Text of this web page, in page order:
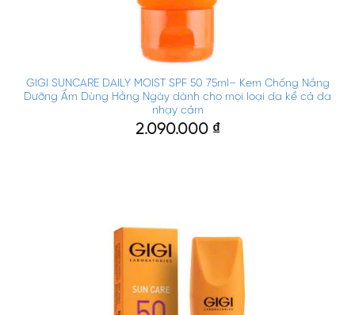
GIGI SUNCARE DAILY MOIST SPF 50 75ml– Kem Chống Nắng
Dưỡng Ẩm Dùng Hằng Ngày dành cho mọi loại da kể cả da
nhạy cảm
2.090.000 ₫